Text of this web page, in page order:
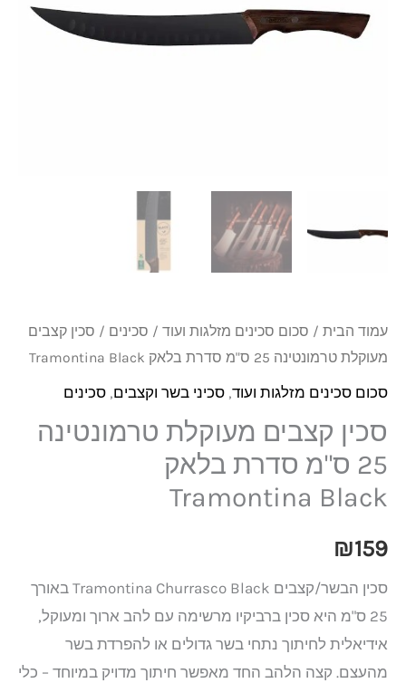
עמוד הבית / סכום סכינים מזלגות ועוד / סכינים / סכין קצבים
מעוקלת טרמונטינה 25 ס"מ סדרת בלאק Tramontina Black
סכום סכינים מזלגות ועוד, סכיני בשר וקצבים, סכינים
סכין קצבים מעוקלת טרמונטינה
25 ס"מ סדרת בלאק
Tramontina Black
₪159
סכין הבשר/קצבים Tramontina Churrasco Black באורך
25 ס"מ היא סכין ברביקיו מרשימה עם להב ארוך ומעוקל,
אידיאלית לחיתוך נתחי בשר גדולים או להפרדת בשר
מהעצם. קצה הלהב החד מאפשר חיתוך מדויק במיוחד – כלי
טרמונטינה